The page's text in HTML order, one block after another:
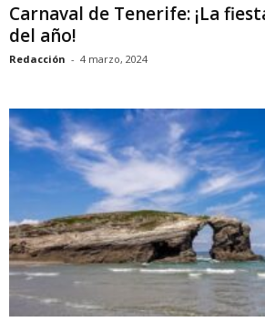
Carnaval de Tenerife: ¡La
del año!
Redacción - 4 marzo, 2024